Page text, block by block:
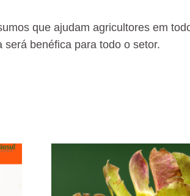
que ajudam agricultores em
benéfica para todo o setor.